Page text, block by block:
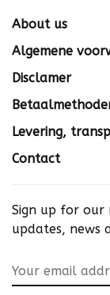
About us
Algemene
Disclamer
Levering,
Contact
Sign up for
updates, news